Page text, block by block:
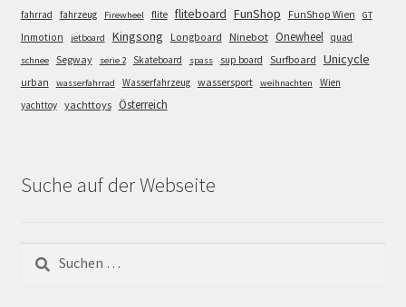
fahrrad
fahrzeug Firewheel flite fliteboard FunShop FunShop Wien GT
Inmotion jetboard Kingsong Longboard Ninebot Onewheel quad
schnee Segway serie 2 Skateboard spass sup board Surfboard Unicycle
urban wasserfahrrad Wasserfahrzeug wassersport weihnachten
Wien
yachttoy yachttoys Österreich
Suche auf der Webseite
Suchen
nach: